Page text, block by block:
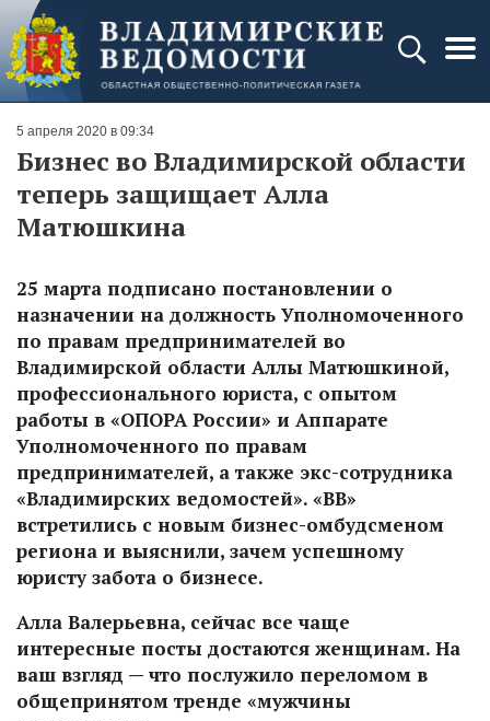
5 апреля 2020 в 09:34
Бизнес во Владимирской области
теперь защищает Алла
Матюшкина
25 марта подписано постановлении о
назначении на должность Уполномоченного
по правам предпринимателей во
Владимирской области Аллы Матюшкиной,
профессионального юриста, с опытом
работы в «ОПОРА России» и Аппарате
Уполномоченного по правам
предпринимателей, а также экс-сотрудника
«Владимирских ведомостей». «ВВ»
встретились с новым бизнес-омбудсменом
региона и выяснили, зачем успешному
юристу забота о бизнесе.
Алла Валерьевна, сейчас все чаще
интересные посты достаются женщинам. На
ваш взгляд — что послужило переломом в
общепринятом тренде «мужчины